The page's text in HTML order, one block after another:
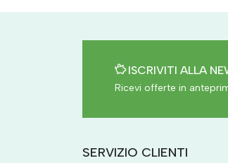
ISCRIVITI ALLA
Ricevi offerte in
SERVIZIO CLIENTI